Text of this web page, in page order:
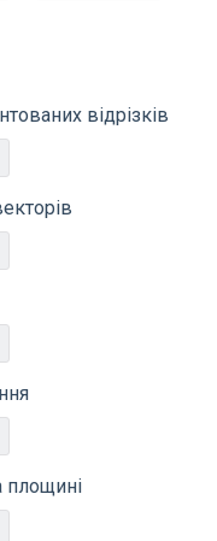
відрізків
площині